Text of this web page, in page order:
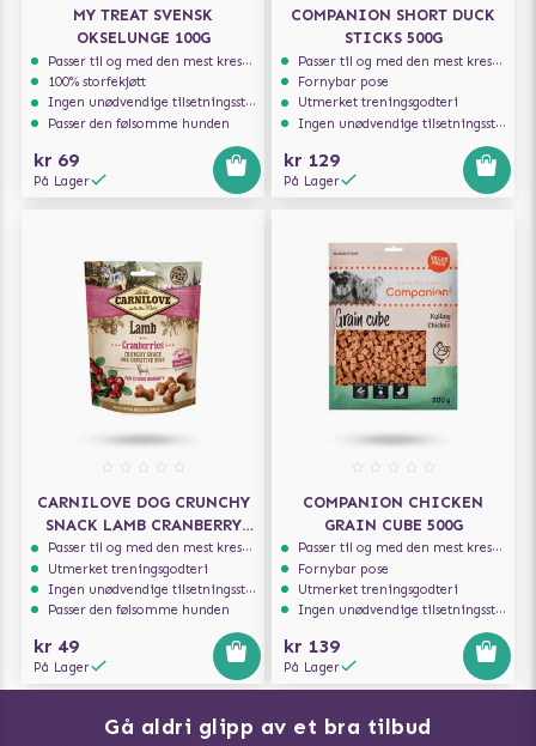
MY TREAT SVENSK
OKSELUNGE 100G
Passer til og med den mest kresne hunden
100% storfekjøtt
Ingen unødvendige tilsetningsstoffer
Passer den følsomme hunden
kr 69
På Lager
COMPANION SHORT DUCK
STICKS 500G
Passer til og med den mest kresne hunden
Fornybar pose
Utmerket treningsgodteri
Ingen unødvendige tilsetningsstoffer
kr 129
På Lager
CARNILOVE DOG CRUNCHY
SNACK LAMB CRANBERRY
200G
Passer til og med den mest kresne hunden
Utmerket treningsgodteri
Ingen unødvendige tilsetningsstoffer
Passer den følsomme hunden
kr 49
På Lager
COMPANION CHICKEN
GRAIN CUBE 500G
Passer til og med den mest kresne hunden
Fornybar pose
Utmerket treningsgodteri
Ingen unødvendige tilsetningsstoffer
kr 139
På Lager
Gå aldri glipp av et bra tilbud